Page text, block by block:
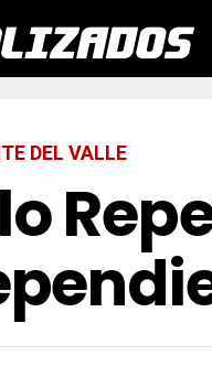
DEL VALLE